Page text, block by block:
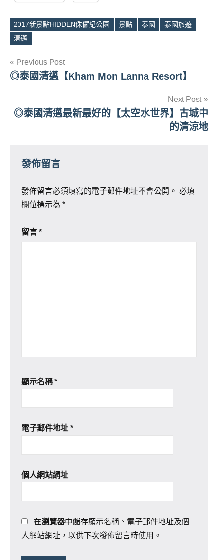
Tags
2017新景點HIDDEN侏儸紀公園 景點 泰國
泰國旅遊
清邁
文
章
覽
Previous Post
◎泰國清邁【Kham Mon Lanna Resort】
Next Post
◎泰國清邁最新最好的【太空水世界】古城中
的清涼地
發佈留言
發佈留言必須填寫的電子郵件地址不會公開。 必填
欄位標示為 *
留言 *
顯示名稱*
電子郵件地址 *
個人網站網址
在瀏覽器中儲存顯示名稱、電子郵件地址及個
人網站網址，以供下次發佈留言時使用。